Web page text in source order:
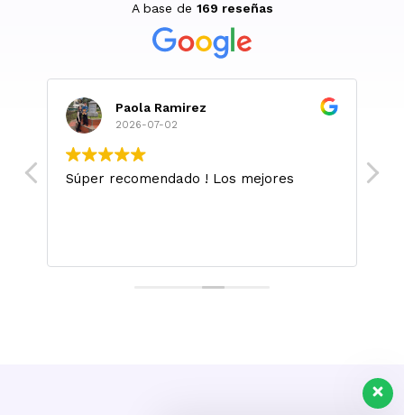
A base de 169 reseñas
Paola Ramirez
2026-07-02
Súper recomendado ! Los mejores